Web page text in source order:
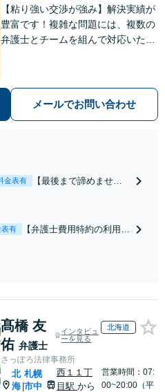
【粘り強い交渉が強み】解決実績が
豊富です！複雑な問題には、複数の
弁護士とチームを組んで対応いたし
気軽にご相談ください。
メールでお問い合わせ
金表有
【最後まで諦めませ
合意してしまう前にご
放棄も対応可能。【JR
千葉駅近く】駐車場あ
り
表有
【弁護士費用特約の利用＆
我された方はまずご相談く
は損をしてしまうかもしれ
ません。代わりに交渉・手
続きをし、負担を軽減。
髙橋 友
佑 弁護士
インタビュ
ーを見る
北海道
さっぽろ法律事務所
北
海 |
札幌
市中
西１１丁
目駅から
営業時間：07:
00~20:00（平